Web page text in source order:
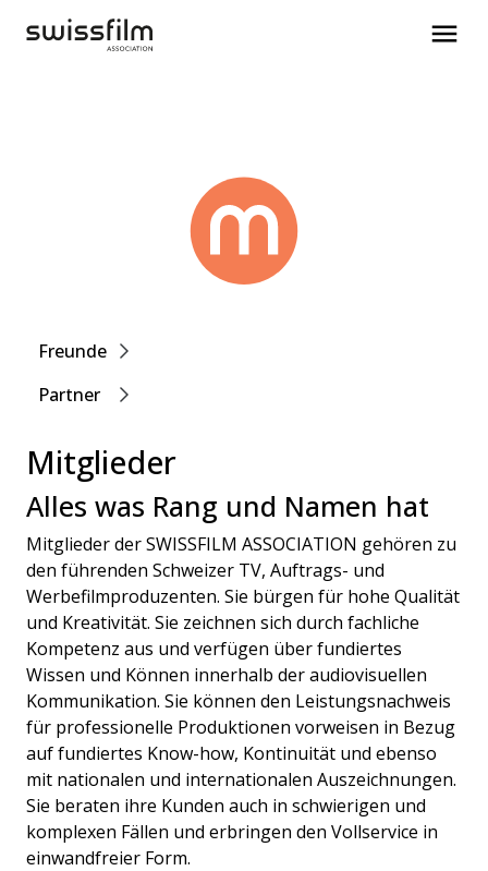
Freunde
Partner
Mitglieder
Alles was Rang und Namen hat
Mitglieder der SWISSFILM ASSOCIATION gehören zu
den führenden Schweizer TV, Auftrags- und
Werbefilmproduzenten. Sie bürgen für hohe Qualität
und Kreativität. Sie zeichnen sich durch fachliche
Kompetenz aus und verfügen über fundiertes
Wissen und Können innerhalb der audiovisuellen
Kommunikation. Sie können den Leistungsnachweis
für professionelle Produktionen vorweisen in Bezug
auf fundiertes Know-how, Kontinuität und ebenso
mit nationalen und internationalen Auszeichnungen.
Sie beraten ihre Kunden auch in schwierigen und
komplexen Fällen und erbringen den Vollservice in
einwandfreier Form.